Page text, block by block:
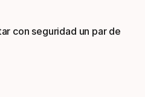
con seguridad un par de